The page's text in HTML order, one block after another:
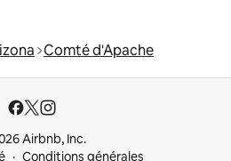
Comté d'Apache
Airbnb, Inc.
Conditions générales